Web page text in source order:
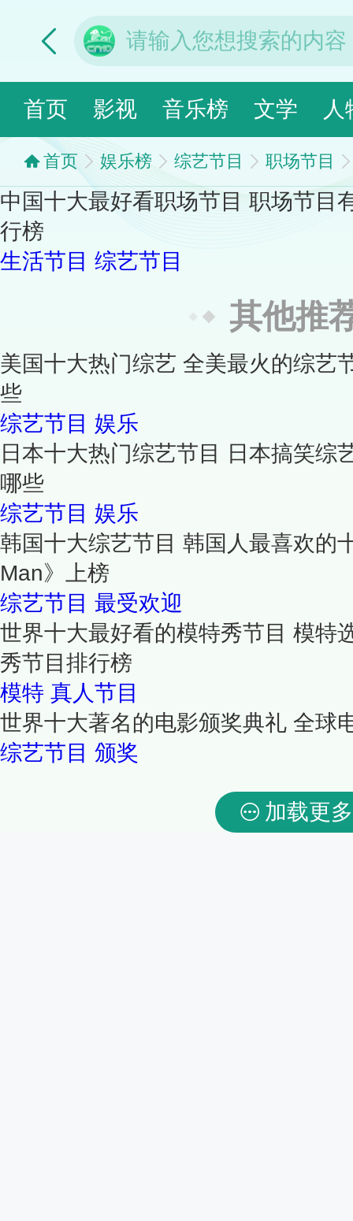
首页 影视 音乐榜 文学 人
首页 娱乐榜 综艺节目 职场节目
中国十大最好看职场节目 职场节目
行榜
生活节目 综艺节目
其他推
美国十大热门综艺 全美最火的综艺
些
综艺节目 娱乐
日本十大热门综艺节目 日本搞笑综
哪些
综艺节目 娱乐
韩国十大综艺节目 韩国人最喜欢的
Man》上榜
综艺节目 最受欢迎
世界十大最好看的模特秀节目 模特
秀节目排行榜
模特 真人节目
世界十大著名的电影颁奖典礼 全球
综艺节目 颁奖
加载更多